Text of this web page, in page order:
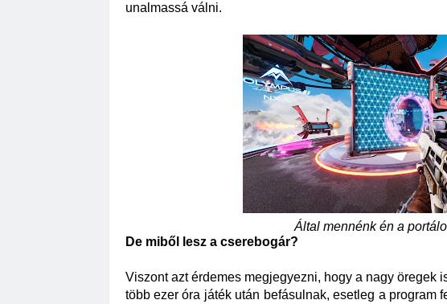
unalmassá válni.
Által mennénk én a
De miből lesz a cserebogár?
Viszont azt érdemes megjegyezni, hogy a nagy öregek
több ezer óra játék után befásulnak, esetleg a program